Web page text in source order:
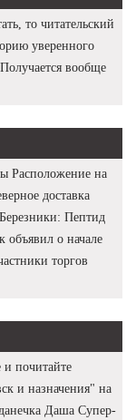
то читательский
уверенного
вообще
Расположение на
доставка
Пептид
о начале
торгов
и почитайте
и назначения" на
Даша Супер-